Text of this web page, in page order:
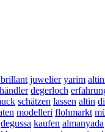
juwelier yarim
degerloch
schätzen lassen altin
modelleri flohmarkt
degussa kaufen almanyada